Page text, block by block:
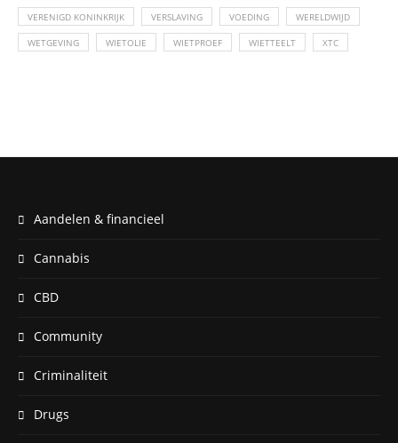
VERENIGD KONINKRIJK VERSLAVING VOEDING WERELDWIJD
WETGEVING WIETOLIE WIETPROEF WIETTEELT XTC
Aandelen & financieel
Cannabis
CBD
Community
Criminaliteit
Drugs